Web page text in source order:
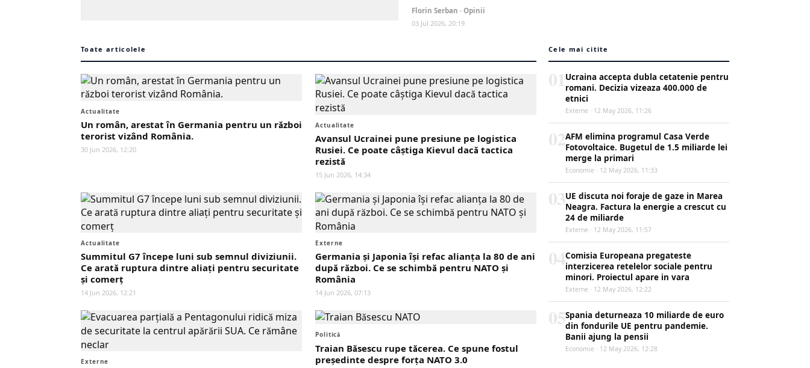
Florin Serban · Opinii
03 Jul 2026, 20:19
Toate articolele
Actualitate
Un român, arestat în Germania pentru un război
terorist vizând România.
30 Jun 2026, 12:20
Actualitate
Avansul Ucrainei pune presiune pe logistica
Rusiei. Ce poate câștiga Kievul dacă tactica
rezistă
15 Jun 2026, 14:34
Actualitate
Summitul G7 începe luni sub semnul diviziunii.
Ce arată ruptura dintre aliați pentru securitate
și comerț
14 Jun 2026, 12:21
Externe
Germania și Japonia își refac alianța la 80 de ani
după război. Ce se schimbă pentru NATO și
România
14 Jun 2026, 07:13
Externe
Politică
Traian Băsescu rupe tăcerea. Ce spune fostul
președinte despre forța NATO 3.0
Cele mai citite
Ucraina accepta dubla cetatenie pentru
romani. Decizia vizeaza 400.000 de
etnici
Externe · 12 May 2026, 11:26
AFM elimina programul Casa Verde
Fotovoltaice. Bugetul de 1.5 miliarde lei
merge la primari
Economie · 12 May 2026, 11:33
UE discuta noi foraje de gaze in Marea
Neagra. Factura la energie a crescut cu
24 de miliarde
Externe · 12 May 2026, 11:57
Comisia Europeana pregateste
interzicerea retelelor sociale pentru
minori. Proiectul apare in vara
Externe · 12 May 2026, 12:22
Spania deturneaza 10 miliarde de euro
din fondurile UE pentru pandemie.
Banii ajung la pensii
Economie · 12 May 2026, 12:28